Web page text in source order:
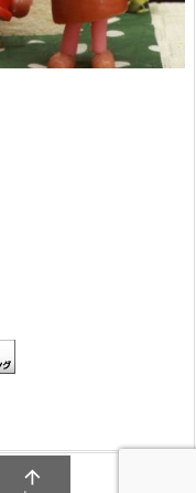
